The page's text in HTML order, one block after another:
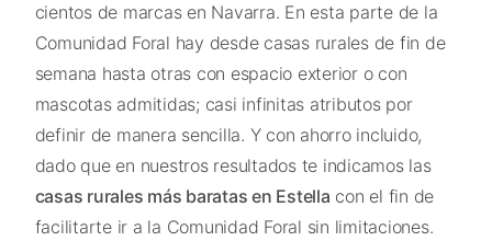
cientos de marcas en Navarra. En esta parte de la
Comunidad Foral hay desde casas rurales de fin de
semana hasta otras con espacio exterior o con
mascotas admitidas; casi infinitas atributos por
definir de manera sencilla. Y con ahorro incluido,
dado que en nuestros resultados te indicamos las
casas rurales más baratas en Estella con el fin de
facilitarte ir a la Comunidad Foral sin limitaciones.